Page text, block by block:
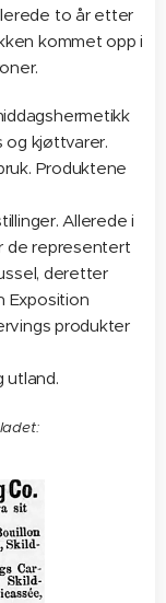
to år etter
kommet opp i
og kjøttvarer.
Produktene
Allerede i
de representert
deretter
Exposition
produkter
utland.